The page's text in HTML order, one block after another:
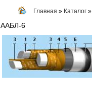
Главная » Каталог»
ААБЛ-6